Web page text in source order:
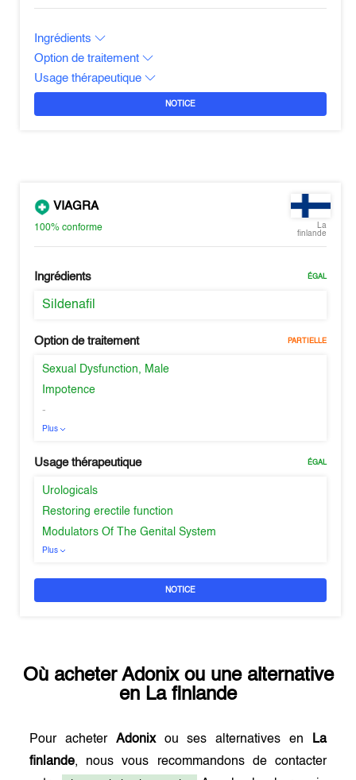
Ingrédients
Option de traitement
Usage thérapeutique
NOTICE
VIAGRA
100%conforme
La
finlande
Ingrédients ÉGAL
Sildenafil
Option de traitement PARTIELLE
Sexual Dysfunction, Male
Impotence
-
Plus
Usage thérapeutique ÉGAL
Urologicals
Restoring erectile function
Modulators Of The Genital System
Plus
NOTICE
Où acheter Adonixou une alternative
en La finlande
Pour acheter Adonixou ses alternatives en
La
finlande, nous vous recommandons de contacter